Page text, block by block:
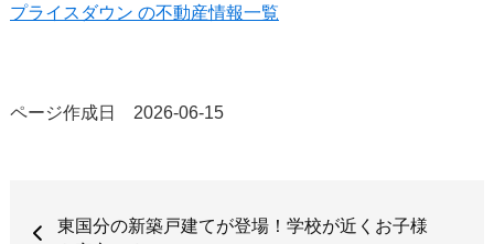
プライスダウン の不動産情報一覧
ページ作成日 2026-06-15
東国分の新築戸建てが登場！学校が近くお子様